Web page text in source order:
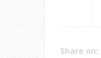
Share on: